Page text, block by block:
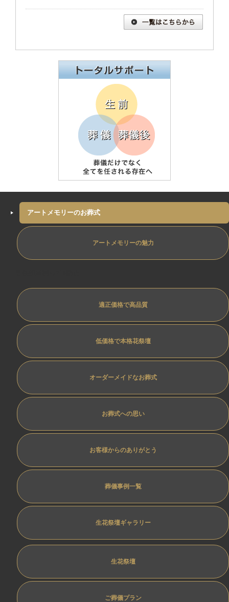
アートメモリーのお葬式
アートメモリーの魅力
適正価格で高品質
低価格で本格花祭壇
オーダーメイドなお葬式
お葬式への思い
お客様からのありがとう
葬儀事例一覧
生花祭壇ギャラリー
生花祭壇
ご葬儀プラン